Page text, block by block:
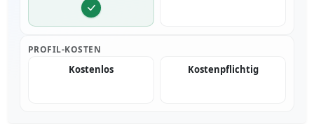
PROFIL-KOSTEN
Kostenlos Kostenpflichtig